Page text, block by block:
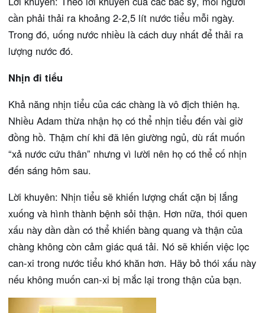
cần phải thải ra khoảng 2-2,5 lít nước tiểu mỗi ngày.
Trong đó, uống nước nhiều là cách duy nhất để thải ra
lượng nước đó.
Nhịn đi tiểu
Khả năng nhịn tiểu của các chàng là vô địch thiên hạ.
Nhiều Adam thừa nhận họ có thể nhịn tiểu đến vài giờ
đồng hồ. Thậm chí khi đã lên giường ngủ, dù rất muốn
“xả nước cứu thân” nhưng vì lười nên họ có thể cố nhịn
đến sáng hôm sau.
Lời khuyên: Nhịn tiểu sẽ khiến lượng chất cặn bị lắng
xuống và hình thành bệnh sỏi thận. Hơn nữa, thói quen
xấu này dần dần có thể khiến bàng quang và thận của
chàng không còn cảm giác quá tải. Nó sẽ khiến việc lọc
can-xi trong nước tiểu khó khăn hơn. Hãy bỏ thói xấu này
nếu không muốn can-xi bị mắc lại trong thận của bạn.